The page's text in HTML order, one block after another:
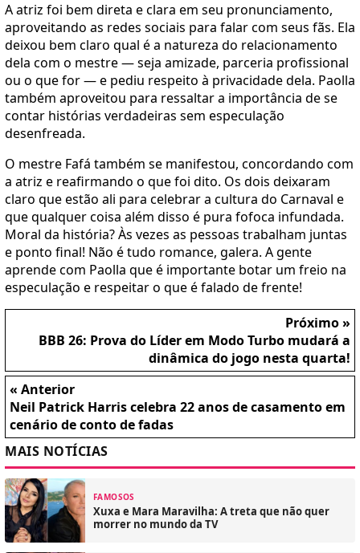
A atriz foi bem direta e clara em seu pronunciamento,
aproveitando as redes sociais para falar com seus fãs. Ela
deixou bem claro qual é a natureza do relacionamento
dela com o mestre — seja amizade, parceria profissional
ou o que for — e pediu respeito à privacidade dela. Paolla
também aproveitou para ressaltar a importância de se
contar histórias verdadeiras sem especulação
desenfreada.
O mestre Fafá também se manifestou, concordando com
a atriz e reafirmando o que foi dito. Os dois deixaram
claro que estão ali para celebrar a cultura do Carnaval e
que qualquer coisa além disso é pura fofoca infundada.
Moral da história? Às vezes as pessoas trabalham juntas
e ponto final! Não é tudo romance, galera. A gente
aprende com Paolla que é importante botar um freio na
especulação e respeitar o que é falado de frente!
Próximo »
BBB 26: Prova do Líder em Modo Turbo mudará a
dinâmica do jogo nesta quarta!
« Anterior
Neil Patrick Harris celebra 22 anos de casamento em
cenário de conto de fadas
MAIS NOTÍCIAS
FAMOSOS
Xuxa e Mara Maravilha: A treta que não quer
morrer no mundo da TV